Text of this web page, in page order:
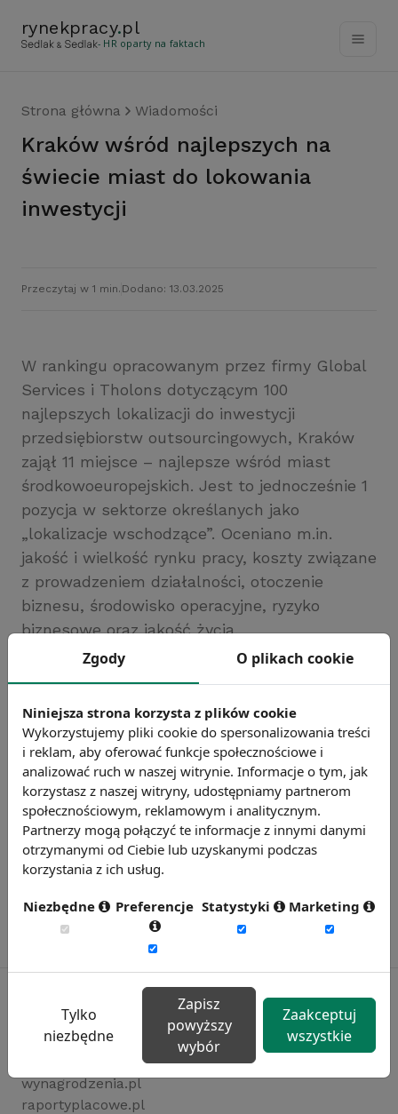
rynekpracy.pl
- HR oparty na faktach
Strona główna Wiadomości
Kraków wśród najlepszych na
świecie miast do lokowania
inwestycji
Przeczytaj w 1 min. Dodano: 13.03.2025
W rankingu opracowanym przez firmy Global
Services i Tholons dotyczącym 100
najlepszych lokalizacji do inwestycji
przedsiębiorstw outsourcingowych, Kraków
zajął 11 miejsce – najlepsze wśród miast
środkowoeuropejskich. Jest to jednocześnie 1
pozycja w sektorze określanych jako
„lokalizacje wschodzące”. Oceniano m.in.
jakość i wielkość rynku pracy, koszty związane
z prowadzeniem działalności, otoczenie
biznesu, środowisko operacyjne, ryzyko
biznesowe oraz jakość życia.
Źródło: PAIiIZ
Chcesz wiedzieć więcej?
Zobacz więcej wiadomości
Rynekpracy.pl
wynagrodzenia.pl
raportyplacowe.pl
Zgody O plikach cookie
Niniejsza strona korzysta z plików cookie
Wykorzystujemy pliki cookie do spersonalizowania treści
i reklam, aby oferować funkcje społecznościowe i
analizować ruch w naszej witrynie. Informacje o tym, jak
korzystasz z naszej witryny, udostępniamy partnerom
społecznościowym, reklamowym i analitycznym.
Partnerzy mogą połączyć te informacje z innymi danymi
otrzymanymi od Ciebie lub uzyskanymi podczas
korzystania z ich usług.
Niezbędne Preferencje Statystyki Marketing
Tylko
niezbędne
Zapisz
powyższy
wybór
Zaakceptuj
wszystkie